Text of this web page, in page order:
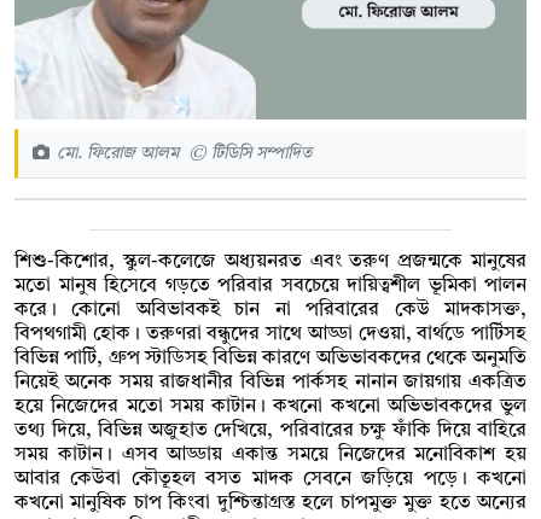
মো. ফিরোজ আলম © টিডিসি সম্পাদিত
শিশু-কিশোর, স্কুল-কলেজে অধ্যয়নরত এবং তরুণ প্রজন্মকে মানুষের
মতো মানুষ হিসেবে গড়তে পরিবার সবচেয়ে দায়িত্বশীল ভূমিকা পালন
করে। কোনো অবিভাবকই চান না পরিবারের কেউ মাদকাসক্ত,
বিপথগামী হোক। তরুণরা বন্ধুদের সাথে আড্ডা দেওয়া, বার্থডে পার্টিসহ
বিভিন্ন পার্টি, গ্রুপ স্টাডিসহ বিভিন্ন কারণে অভিভাবকদের থেকে অনুমতি
নিয়েই অনেক সময় রাজধানীর বিভিন্ন পার্কসহ নানান জায়গায় একত্রিত
হয়ে নিজেদের মতো সময় কাটান। কখনো কখনো অভিভাবকদের ভুল
তথ্য দিয়ে, বিভিন্ন অজুহাত দেখিয়ে, পরিবারের চক্ষু ফাঁকি দিয়ে বাহিরে
সময় কাটান। এসব আড্ডায় একান্ত সময়ে নিজেদের মনোবিকাশ হয়
আবার কেউবা কৌতূহল বসত মাদক সেবনে জড়িয়ে পড়ে। কখনো
কখনো মানুষিক চাপ কিংবা দুশ্চিন্তাগ্রস্ত হলে চাপমুক্ত মুক্ত হতে অন্যের